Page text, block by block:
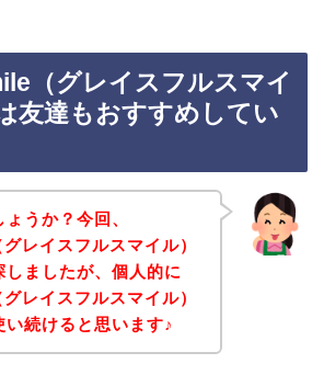
（グレイスフルスマイ
友達もおすすめしてい
うか？今回、
レイスフルスマイル）
ましたが、個人的に
レイスフルスマイル）
続けると思います♪